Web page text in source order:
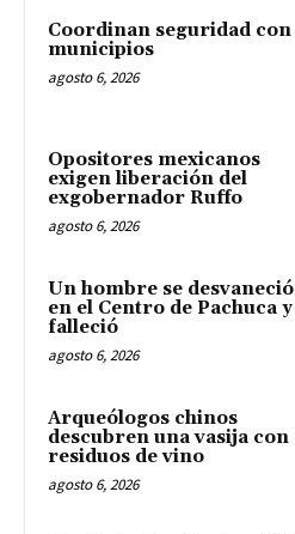
Coordinan seguridad con
municipios
agosto 6, 2026
Opositores mexicanos
exigen liberación del
exgobernador Ruffo
agosto 6, 2026
Un hombre se desvaneció
en el Centro de Pachuca y
falleció
agosto 6, 2026
Arqueólogos chinos
descubren una vasija con
residuos de vino
agosto 6, 2026